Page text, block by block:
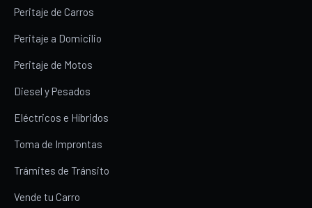
Peritaje de Carros
Peritaje a Domicilio
Peritaje de Motos
Diesel y Pesados
Eléctricos e Híbridos
Toma de Improntas
Trámites de Tránsito
Vende tu Carro